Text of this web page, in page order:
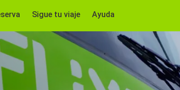
Sigue tu viaje Ayuda